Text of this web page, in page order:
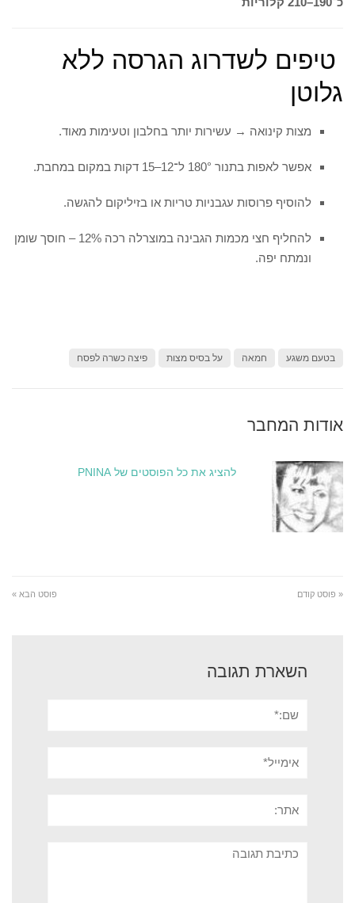
טיפים לשדרוג הגרסה ללא
גלוטן
מצות קינואה → עשירות יותר בחלבון וטעימות מאוד.
אפשר לאפות בתנור 180° ל־12–15 דקות במקום במחבת.
להוסיף פרוסות עגבניות טריות או בזיליקום להגשה.
להחליף חצי מכמות הגבינה במוצרלה רכה 12% – חוסך שומן
ונמתח יפה.
בטעם משגע חמאה על בסיס מצות פיצה כשרה לפסח
אודות המחבר
להציג את כל הפוסטים של PNINA
« פוסט קודם פוסט הבא »
השארת תגובה